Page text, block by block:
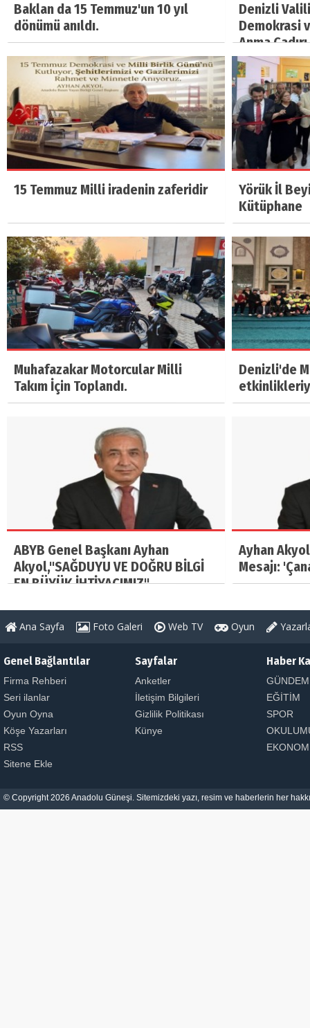
Baklan da 15 Temmuz'un 10 yıl
dönümü anıldı.
Denizli
Demokrasi
Anma
15 Temmuz Milli iradenin zaferidir
Yörük İl
Kütüphane
Muhafazakar Motorcular Milli
Takım İçin Toplandı.
Denizli'de
ABYB Genel Başkanı Ayhan
Akyol,"SAĞDUYU VE DOĞRU BİLGİ
EN BÜYÜK İHTİYACIMIZ"
Ayhan
Mesajı:
Ana Sayfa Foto Galeri Web TV Oyun
Genel Bağlantılar
Firma Rehberi
Seri ilanlar
Oyun Oyna
Köşe Yazarları
RSS
Sitene Ekle
Sayfalar
Anketler
İletişim Bilgileri
Gizlilik Politikası
Künye
Haber
GÜNDEM
EĞİTİM
SPOR
© Copyright 2026 Anadolu Güneşi. Sitemizdeki yazı, resim ve haberlerin her